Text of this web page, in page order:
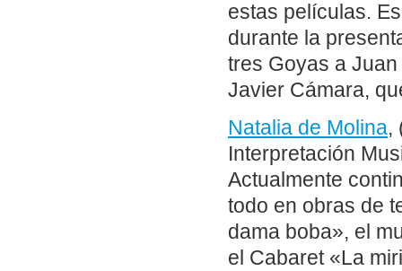
estas películas.
durante la
tres Goyas a
Javier Cámara,
Natalia de Molina,
Interpretación
Actualmente
todo en obras de
dama boba», el
el Cabaret «La